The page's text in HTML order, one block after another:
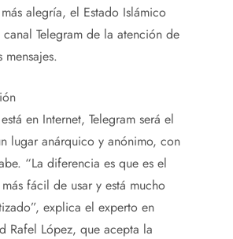
alegría, el Estado Islámico
Telegram de la atención de
mensajes.
en Internet, Telegram será el
lugar anárquico y anónimo, con
“La diferencia es que es el
fácil de usar y está mucho
explica el experto en
Rafel López, que acepta la